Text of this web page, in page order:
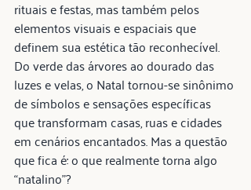
rituais e festas, mas também pelos
elementos visuais e espaciais que
definem sua estética tão reconhecível.
Do verde das árvores ao dourado das
luzes e velas, o Natal tornou-se sinônimo
de símbolos e sensações específicas
que transformam casas, ruas e cidades
em cenários encantados. Mas a questão
que fica é: o que realmente torna algo
“natalino”?